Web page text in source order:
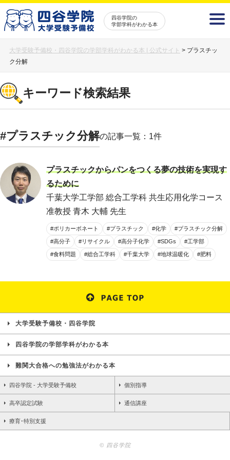
四谷学院の
学部学科がわかる本
大学受験予備校・四谷学院の学部学科がわかる本 | 公式サイト > プラスチッ
ク分解
キーワード検索結果
#プラスチック分解の記事一覧：1件
プラスチックからパンをつくる夢の技術を実現す
るために
千葉大学工学部 総合工学科 共生応用化学コース
准教授 青木 大輔 先生
#ポリカーボネート #プラスチック #化学 #プラスチック分解
#高分子 #リサイクル #高分子化学 #SDGs #工学部
#食料問題 #総合工学科 #千葉大学 #地球温暖化 #肥料
大学受験予備校・四谷学院
四谷学院の学部学科がわかる本
難関大合格への勉強法がわかる本
四谷学院 - 大学受験予備校 個別指導
高卒認定試験 通信講座
療育･特別支援
© 四谷学院